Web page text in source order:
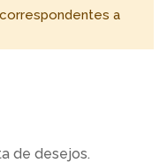
a
de desejos.